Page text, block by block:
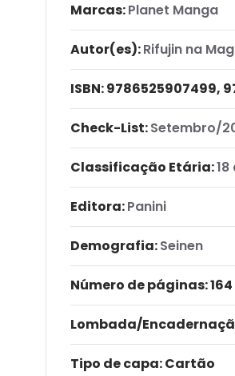
Marcas:Planet Manga
Autor(es):Rifujin na
ISBN:9786525907499,
Check-List:Setembro/
Classificação Etária:
Editora:Panini
Demografia:Seinen
Número de páginas: 164
Lombada/
Tipo de capa:Cartão